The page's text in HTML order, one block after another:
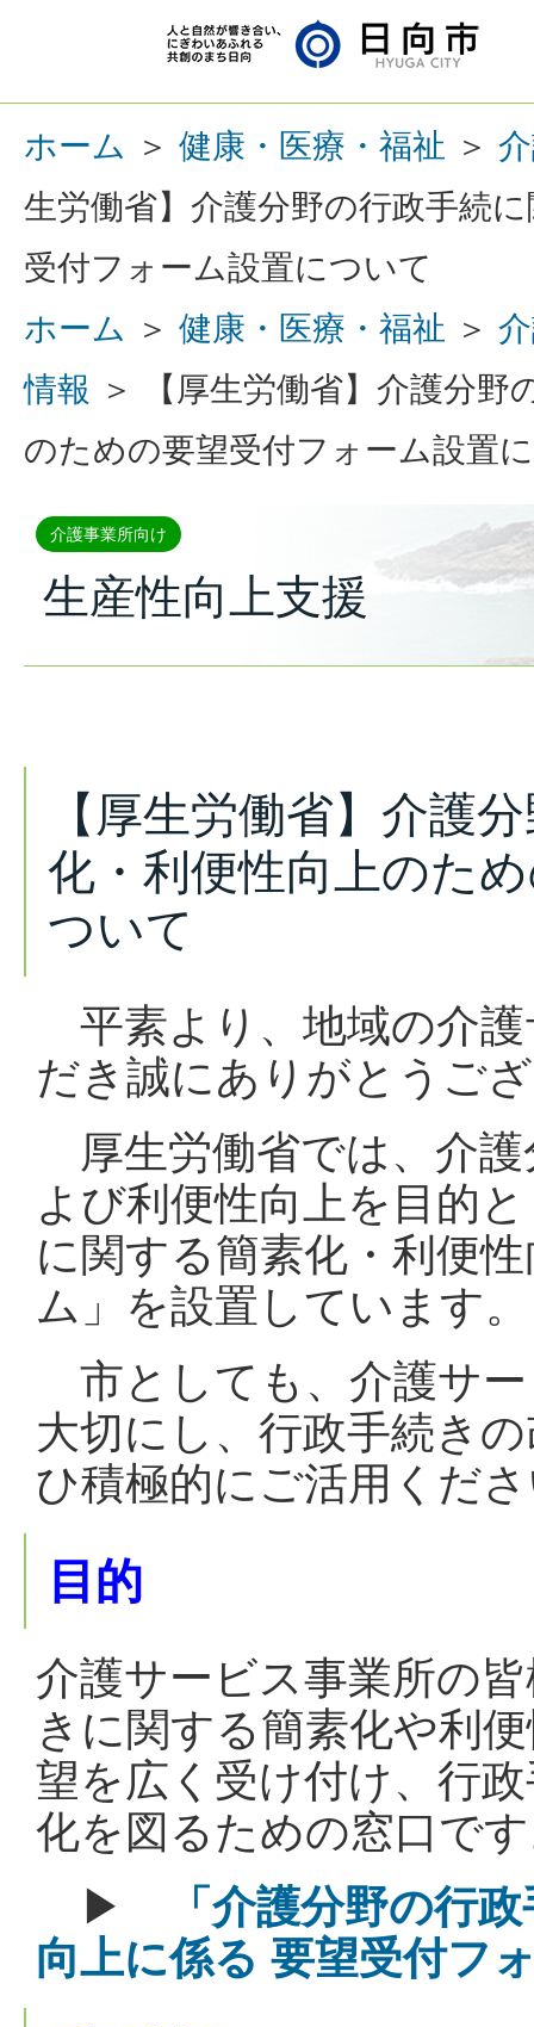
ホーム ＞ 健康・医療・福祉 ＞
生労働省】介護分野の行政手続
受付フォーム設置について
ホーム
＞ 健康・医療・福祉 ＞
情報 ＞ 【厚生労働省】介護分野
のための要望受付フォーム設置
介護事業所向け
生産性向上支援
【厚生労働省】介護
化・利便性向上のた
ついて
平素より、地域の介
だき誠にありがとうご
厚生労働省では、介護
よび利便性向上を目的
に関する簡素化・利便
ム」を設置しています。
市としても、介護サ
大切にし、行政手続き
ひ積極的にご活用くだ
目的
介護サービス事業所の
きに関する簡素化や利
望を広く受け付け、行
化を図るための窓口で
▶
「介護分野の行
向上に係る 要望受付フ